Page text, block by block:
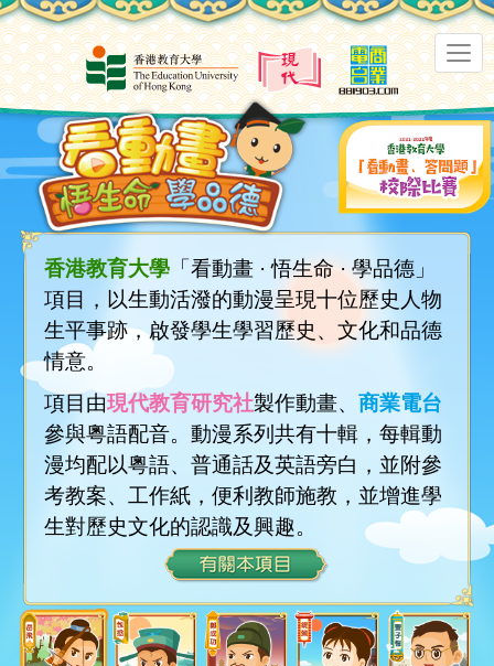
香港教育大學「看動畫 · 悟生命 · 學品德」
項目，以生動活潑的動漫呈現十位歷史人物
生平事跡，啟發學生學習歷史、文化和品德
情意。
項目由現代教育研究社製作動畫、 商業電台
參與粵語配音。動漫系列共有十輯，每輯動
漫均配以粵語、普通話及英語旁白，並附參
考教案、工作紙，便利教師施教，並增進學
生對歷史文化的認識及興趣。